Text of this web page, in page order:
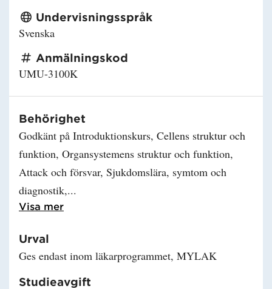
Undervisningsspråk
Svenska
Anmälningskod
UMU-3100K
Behörighet
Godkänt på Introduktionskurs, Cellens struktur och
funktion, Organsystemens struktur och funktion,
Attack och försvar, Sjukdomslära, symtom och
diagnostik,
Visa mer
Urval
Ges endast inom läkarprogrammet, MYLAK
Studieavgift